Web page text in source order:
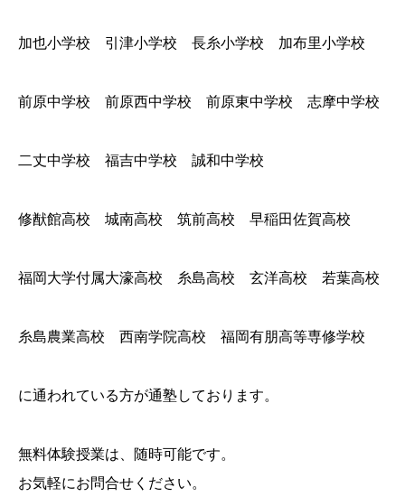
加也小学校 引津小学校 長糸小学校 加布里小学校
前原中学校 前原西中学校 前原東中学校 志摩中学校
二丈中学校 福吉中学校 誠和中学校
修猷館高校 城南高校 筑前高校 早稲田佐賀高校
福岡大学付属大濠高校 糸島高校 玄洋高校 若葉高校
糸島農業高校 西南学院高校 福岡有朋高等専修学校
に通われている方が通塾しております。
無料体験授業は、随時可能です。
お気軽にお問合せください。